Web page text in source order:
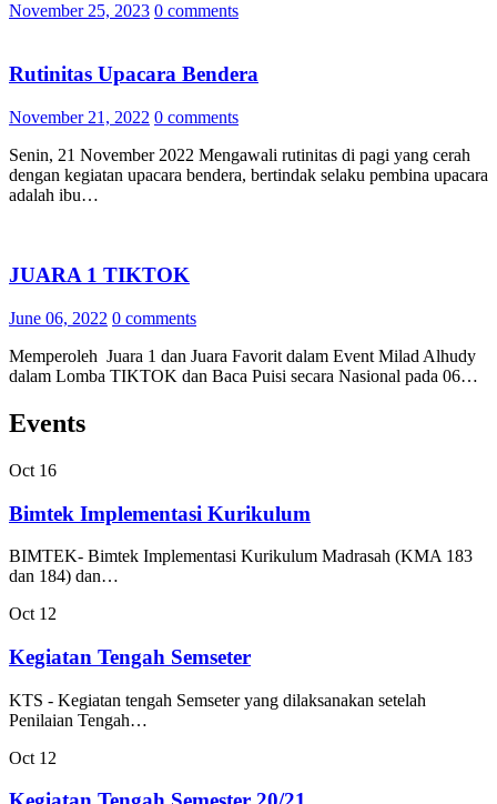
November 25, 2023 0 comments
Rutinitas Upacara Bendera
November 21, 2022 0 comments
Senin, 21 November 2022 Mengawali rutinitas di pagi yang cerah
dengan kegiatan upacara bendera, bertindak selaku pembina upacara
adalah ibu…
JUARA 1 TIKTOK
June 06, 2022 0 comments
Memperoleh Juara 1 dan Juara Favorit dalam Event Milad Alhudy
dalam Lomba TIKTOK dan Baca Puisi secara Nasional pada 06…
Events
Oct 16
Bimtek Implementasi Kurikulum
BIMTEK- Bimtek Implementasi Kurikulum Madrasah (KMA 183
dan 184) dan…
Oct 12
Kegiatan Tengah Semseter
KTS - Kegiatan tengah Semseter yang dilaksanakan setelah
Penilaian Tengah…
Oct 12